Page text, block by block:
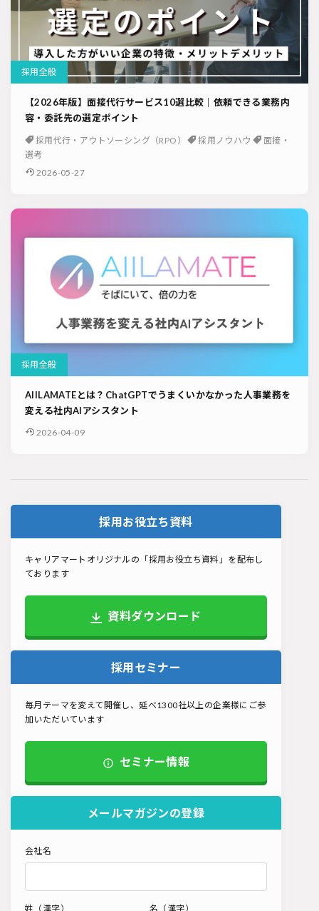
採用全般
【2026年版】面接代行サービス10選比較｜依頼できる業務内
容・委託先の選定ポイント
採用代行・アウトソーシング（RPO） 採用ノウハウ
面接・
選考
2026-05-27
採用全般
AIILAMATEとは？ChatGPTでうまくいかなかった人事業務を
変える社内AIアシスタント
2026-04-09
採用お役立ち資料
キャリアマートオリジナルの「採用お役立ち資料」を配布し
ております
資料ダウンロード
採用セミナー
毎月テーマを変えて開催し、延べ1300社以上の企業様にご参
加いただいています
セミナー情報
メールマガジンの登録
会社名
姓（漢字） 名（漢字）